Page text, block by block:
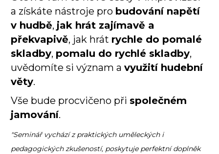
a získáte nástroje pro budování napětí
v hudbě, jak hrát zajímavě a
překvapivě, jak hrát rychle do pomalé
skladby, pomalu do rychlé skladby,
uvědomíte si význam avyužití hudební
věty.
Vše bude procvičeno při společném
jamování.
"Seminář vychází z praktických uměleckých i
pedagogických zkušeností, poskytuje perfektní doplněk